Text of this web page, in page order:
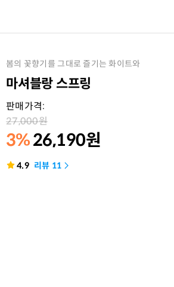
봄의 꽃향기를 그대로 즐기는 화이트와
마셔블랑 스프링
판매가격:
27,000원
3%26,190원
4.9 리뷰 11